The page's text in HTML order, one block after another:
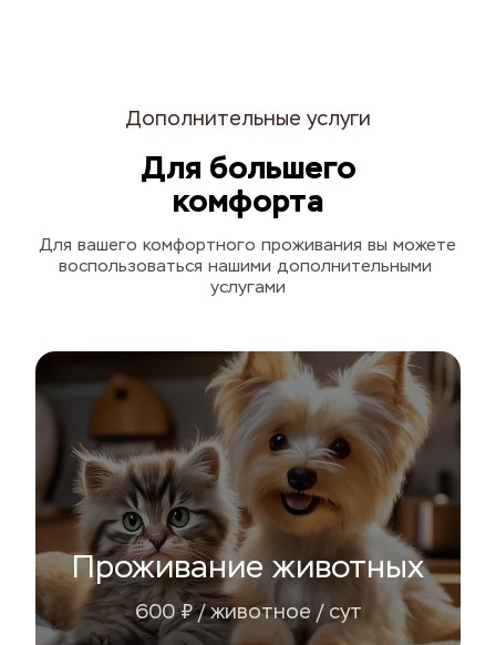
Дополнительные услуги
Для большего
комфорта
Для вашего комфортного проживания вы можете
воспользоваться нашими дополнительными
услугами
Проживание животных
600 ₽ / животное / сут